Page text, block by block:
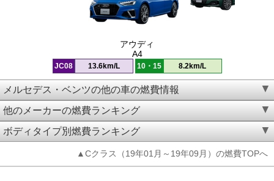
アウディ
A4
JC08 13.6km/L 10・15 8.2km/L
メルセデス・ベンツの他の車の燃費情報
他のメーカーの燃費ランキング
ボディタイプ別燃費ランキング
▲Cクラス（19年01月～19年09月）の燃費TOPへ